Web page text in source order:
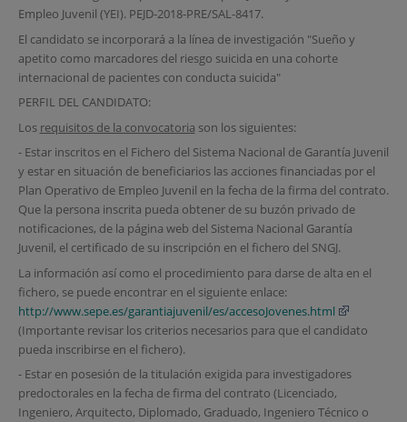
Empleo Juvenil (YEI). PEJD-2018-PRE/SAL-8417.
El candidato se incorporará a la línea de investigación "Sueño y
apetito como marcadores del riesgo suicida en una cohorte
internacional de pacientes con conducta suicida"
PERFIL DEL CANDIDATO:
Los requisitos de la convocatoria son los siguientes:
- Estar inscritos en el Fichero del Sistema Nacional de Garantía Juvenil
y estar en situación de beneficiarios las acciones financiadas por el
Plan Operativo de Empleo Juvenil en la fecha de la firma del contrato.
Que la persona inscrita pueda obtener de su buzón privado de
notificaciones, de la página web del Sistema Nacional Garantía
Juvenil, el certificado de su inscripción en el fichero del SNGJ.
La información así como el procedimiento para darse de alta en el
fichero, se puede encontrar en el siguiente enlace:
http://www.sepe.es/garantiajuvenil/es/accesoJovenes.html
(Importante revisar los criterios necesarios para que el candidato
pueda inscribirse en el fichero).
- Estar en posesión de la titulación exigida para investigadores
predoctorales en la fecha de firma del contrato (Licenciado,
Ingeniero, Arquitecto, Diplomado, Graduado, Ingeniero Técnico o